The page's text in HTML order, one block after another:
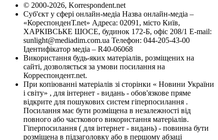
© 2000-2026, Korrespondent.net
Суб'єкт у сфері онлайн-медіа Назва онлайн-медіа –
«КореспонденТ.net» Адреса: 02091, місто Київ,
ХАРКІВСЬКЕ ШОСЕ, будинок 172-Б, офіс 208/1 E-mail:
sunlight@mediadim.com.ua Телефон: 044-205-43-00
Ідентифікатор медіа – R40-06068
Використання будь-яких матеріалів, розміщених на
сайті, дозволяється за умови посилання на
Корреспондент.net.
При копіюванні матеріалів зі сторінки « Новини України
і світу» , для інтернет - видань - обов'язкове пряме
відкрите для пошукових систем гіперпосилання .
Посилання має бути розміщена в незалежності від
повного або часткового використання матеріалів.
Гіперпосилання ( для інтернет - видань) - повинна бути
розміщена в підзаголовку або в першому абзаці